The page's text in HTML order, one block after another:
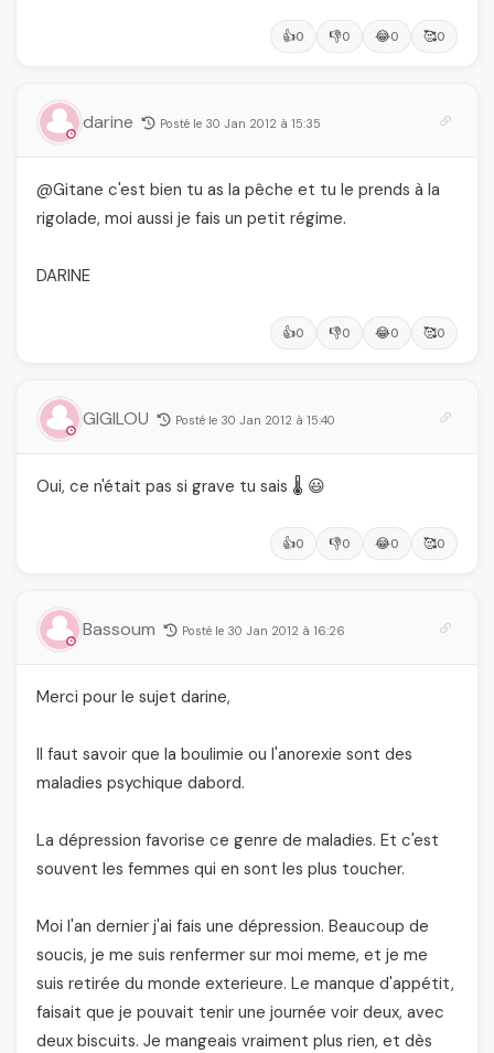
👍0 👎0 😂0 🥰0
darine Posté le 30 Jan 2012 à 15:35
@Gitane c'est bien tu as la pêche et tu le prends à la
rigolade, moi aussi je fais un petit régime.
DARINE
👍0 👎0 😂0 🥰0
GIGILOU Posté le 30 Jan 2012 à 15:40
Oui, ce n'était pas si grave tu sais 🌡️ 😃
👍0 👎0 😂0 🥰0
Bassoum Posté le 30 Jan 2012 à 16:26
Merci pour le sujet darine,
Il faut savoir que la boulimie ou l'anorexie sont des
maladies psychique dabord.
La dépression favorise ce genre de maladies. Et c'est
souvent les femmes qui en sont les plus toucher.
Moi l'an dernier j'ai fais une dépression. Beaucoup de
soucis, je me suis renfermer sur moi meme, et je me
suis retirée du monde exterieure. Le manque d'appétit,
faisait que je pouvait tenir une journée voir deux, avec
deux biscuits. Je mangeais vraiment plus rien, et dès